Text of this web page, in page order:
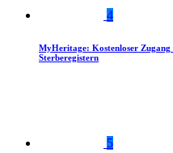
4
MyHeritage: Kostenloser
Sterberegistern
5